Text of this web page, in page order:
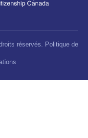
réservés. Politique de